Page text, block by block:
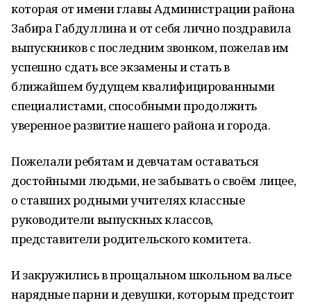
которая от имени главы Администрации района
Забира Габдуллина и от себя лично поздравила
выпускников с последним звонком, пожелав им
успешно сдать все экзамены и стать в
ближайшем будущем квалифицированными
специалистами, способными продолжить
уверенное развитие нашего района и города.
Пожелали ребятам и девчатам оставаться
достойными людьми, не забывать о своём лицее,
о ставших родными учителях классные
руководители выпускных классов,
представители родительского комитета.
И закружились в прощальном школьном вальсе
нарядные парни и девушки, которым предстоит